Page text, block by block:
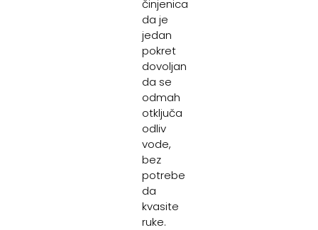
činjenica
da je
jedan
pokret
dovoljan
da se
odmah
otključa
odliv
vode,
bez
potrebe
da
kvasite
ruke.